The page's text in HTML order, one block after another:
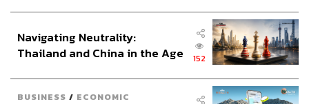
Navigating Neutrality:
Thailand and China in the Age
152
BUSINESS / ECONOMIC